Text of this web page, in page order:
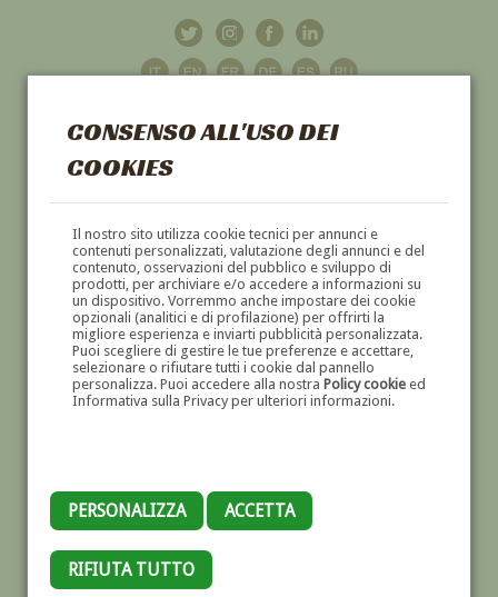
CONSENSO ALL'USO DEI
COOKIES
Il nostro sito utilizza cookie tecnici per annunci e
contenuti personalizzati, valutazione degli annunci e del
contenuto, osservazioni del pubblico e sviluppo di
prodotti, per archiviare e/o accedere a informazioni su
un dispositivo. Vorremmo anche impostare dei cookie
opzionali (analitici e di profilazione) per offrirti la
migliore esperienza e inviarti pubblicità personalizzata.
Puoi scegliere di gestire le tue preferenze e accettare,
selezionare o rifiutare tutti i cookie dal pannello
personalizza. Puoi accedere alla nostra Policy cookieed
Informativa sulla Privacy per ulteriori informazioni.
PERSONALIZZA ACCETTA
RIFIUTA TUTTO
GALLERIAD'ARTE
DIPINTI E SCULTURE '800 E '900
SCENOGRAFI